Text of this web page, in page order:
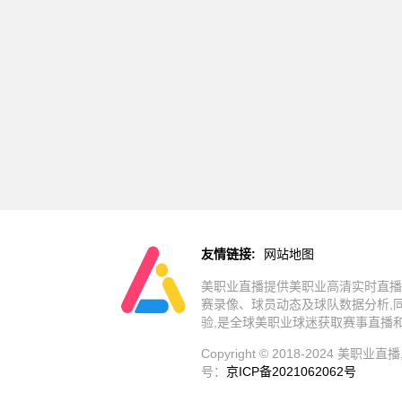
友情链接: 网站地图
美职业直播提供美职业高清实时直
赛录像、球员动态及球队数据分析,
验,是全球美职业球迷获取赛事直播
Copyright © 2018-2024 美职业直
号： 京ICP备2021062062号